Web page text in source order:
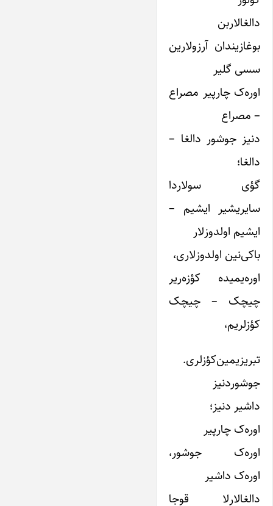
دالغا‌لاربن
بوغازیندان آرزو‌‌لارین
سسی گلیر
اوره‌ک چارپیر مصراع
– مصراع
دنیز جوشور دالغا –
دالغا؛
گؤی سو‌لاردا
سایریشیر ایشیم –
ایشیم اولدوز‌لار
باکی‌نین اولدوز‌لاری،
اوره‌یمیده‌ کؤزه‌ریر
چیچک – چیچک
‌کؤزلریم،
تبریزیمین‌کؤزلری.
جوشوردنیز
داشیر دنیز؛
اوره‌ک چارپیر
اوره‌ک جوشور،
اوره‌ک داشیر
دالغا‌لارلا قوجا